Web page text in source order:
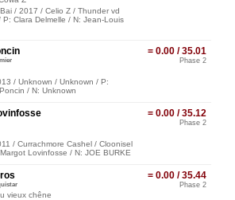
/ 2017 / Celio Z / Thunder vd
Clara Delmelle / N: Jean-Louis
= 0.00 / 35.01
Phase 2
/ Unknown / Unknown / P:
/ N: Unknown
= 0.00 / 35.12
Phase 2
/ Currachmore Cashel / Cloonisel
Lovinfosse / N: JOE BURKE
= 0.00 / 35.44
Phase 2
vieux chêne